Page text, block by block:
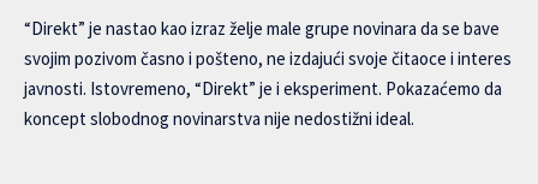
“Direkt” je nastao kao izraz želje male grupe novinara da se bave
svojim pozivom časno i pošteno, ne izdajući svoje čitaoce i interes
javnosti. Istovremeno, “Direkt” je i eksperiment. Pokazaćemo da
koncept slobodnog novinarstva nije nedostižni ideal.